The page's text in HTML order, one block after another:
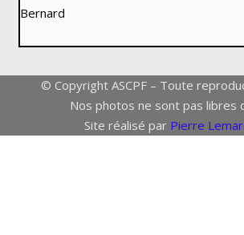
Bernard
© Copyright ASCPF – Toute
Nos photos ne sont pas libres
Site réalisé par Pierre